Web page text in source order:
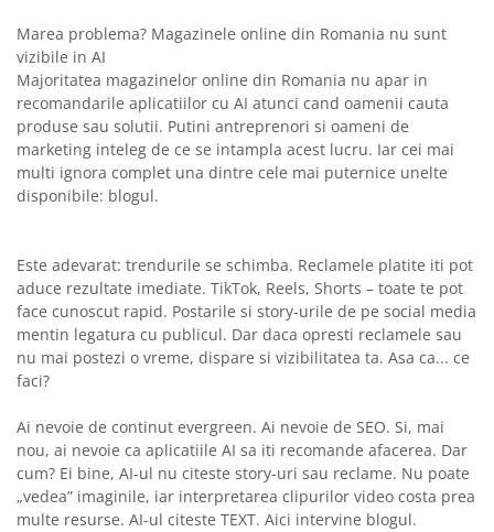
Marea problema? Magazinele online din Romania nu sunt
vizibile in AI
Majoritatea magazinelor online din Romania nu apar in
recomandarile aplicatiilor cu AI atunci cand oamenii cauta
produse sau solutii. Putini antreprenori si oameni de
marketing inteleg de ce se intampla acest lucru. Iar cei mai
multi ignora complet una dintre cele mai puternice unelte
disponibile: blogul.
Este adevarat: trendurile se schimba. Reclamele platite iti pot
aduce rezultate imediate. TikTok, Reels, Shorts – toate te pot
face cunoscut rapid. Postarile si story-urile de pe social media
mentin legatura cu publicul. Dar daca opresti reclamele sau
nu mai postezi o vreme, dispare si vizibilitatea ta. Asa ca... ce
faci?
Ai nevoie de continut evergreen. Ai nevoie de SEO. Si, mai
nou, ai nevoie ca aplicatiile AI sa iti recomande afacerea. Dar
cum? Ei bine, AI-ul nu citeste story-uri sau reclame. Nu poate
„vedea” imaginile, iar interpretarea clipurilor video costa prea
multe resurse. AI-ul citeste TEXT. Aici intervine blogul.